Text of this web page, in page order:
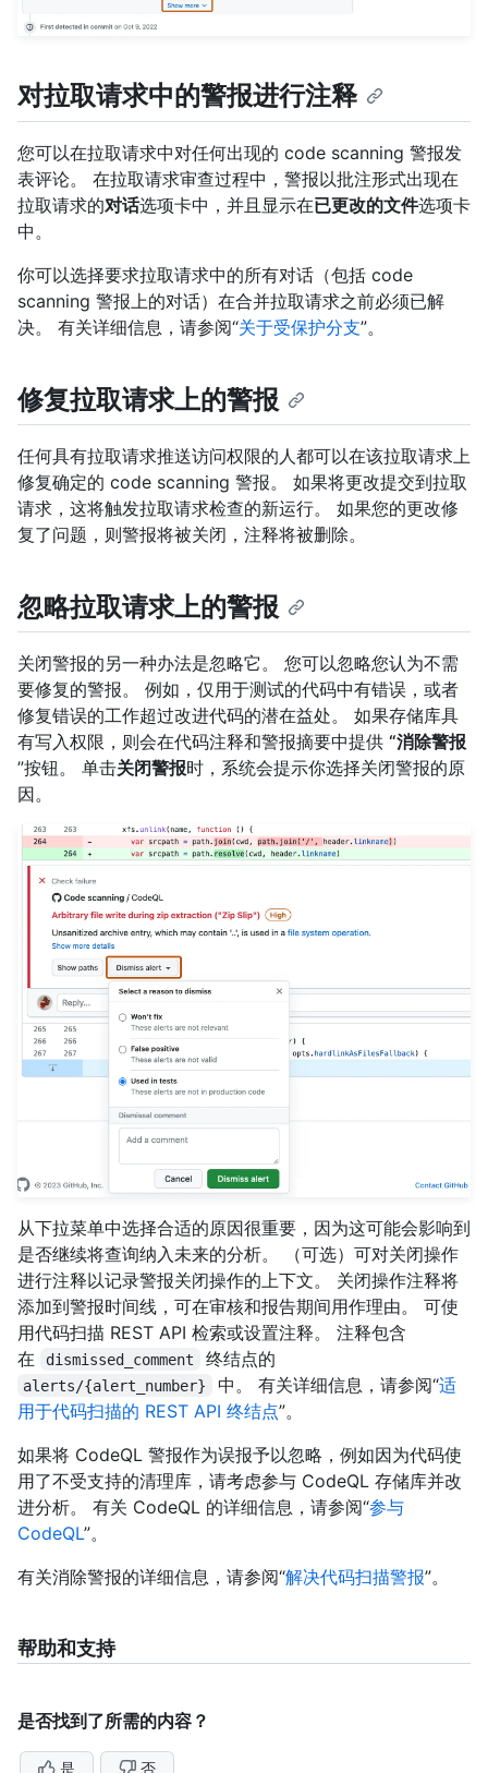
对拉取请求中的警报进行注释
您可以在拉取请求中对任何出现的 code scanning 警报发
表评论。 在拉取请求审查过程中，警报以批注形式出现在
拉取请求的对话选项卡中，并且显示在已更改的文件选项卡
中。
你可以选择要求拉取请求中的所有对话（包括 code
scanning 警报上的对话）在合并拉取请求之前必须已解
决。 有关详细信息，请参阅“关于受保护分支”。
修复拉取请求上的警报
任何具有拉取请求推送访问权限的人都可以在该拉取请求上
修复确定的 code scanning 警报。 如果将更改提交到拉取
请求，这将触发拉取请求检查的新运行。 如果您的更改修
复了问题，则警报将被关闭，注释将被删除。
忽略拉取请求上的警报
关闭警报的另一种办法是忽略它。 您可以忽略您认为不需
要修复的警报。 例如，仅用于测试的代码中有错误，或者
修复错误的工作超过改进代码的潜在益处。 如果存储库具
有写入权限，则会在代码注释和警报摘要中提供 “消除警报
”按钮。 单击关闭警报时，系统会提示你选择关闭警报的原
因。
从下拉菜单中选择合适的原因很重要，因为这可能会影响到
是否继续将查询纳入未来的分析。 （可选）可对关闭操作
进行注释以记录警报关闭操作的上下文。 关闭操作注释将
添加到警报时间线，可在审核和报告期间用作理由。 可使
用代码扫描 REST API 检索或设置注释。 注释包含
在
dismissed_comment 终结点的
alerts/{alert_number} 中。 有关详细信息，请参阅“适
用于代码扫描的 REST API 终结点”。
如果将 CodeQL 警报作为误报予以忽略，例如因为代码使
用了不受支持的清理库，请考虑参与 CodeQL 存储库并改
进分析。 有关 CodeQL 的详细信息，请参阅“参与
CodeQL”。
有关消除警报的详细信息，请参阅“解决代码扫描警报”。
帮助和支持
是否找到了所需的内容？
是 否